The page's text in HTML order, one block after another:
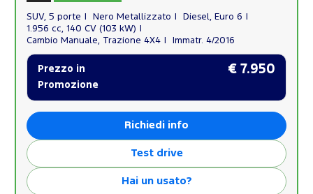
SUV, 5 porte Nero Metallizzato
Diesel, Euro 6
1.956 cc, 140 CV (103 kW)
Cambio Manuale, Trazione 4X4
Immatr. 4/2016
Prezzo in
Promozione
€ 7.950
Richiedi info
Test drive
Hai un usato?